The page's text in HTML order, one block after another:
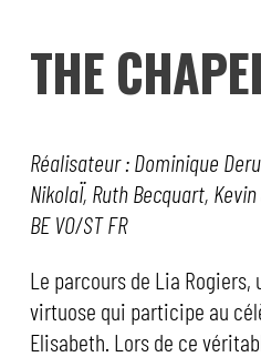
THE
Réalisateur : Dominique
NikolaÏ, Ruth Becquart, Kevin
BE VO/ST FR
Le parcours de Lia Rogiers,
virtuose qui participe au
Elisabeth. Lors de ce